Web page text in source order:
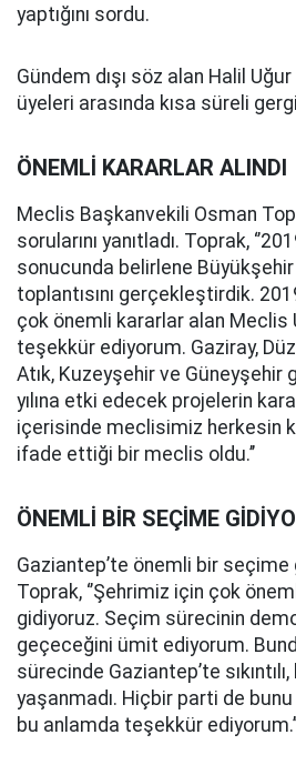
yaptığını sordu.
Gündem dışı söz alan Halil
üyeleri arasında kısa süreli
ÖNEMLİ KARARLAR ALINDI
Meclis Başkanvekili Osman
sorularını yanıtladı. Toprak,
sonucunda belirlene
toplantısını gerçekleştirdik.
çok önemli kararlar alan Meclis
teşekkür ediyorum. Gaziray,
Atık, Kuzeyşehir ve Güneyşehir
yılına etki edecek projelerin
içerisinde meclisimiz herkesin
ifade ettiği bir meclis oldu.’’
ÖNEMLİ BİR SEÇİME
Gaziantep’te önemli bir seçime
Toprak, ‘’Şehrimiz için çok
gidiyoruz. Seçim sürecinin
geçeceğini ümit ediyorum.
sürecinde Gaziantep’te
yaşanmadı. Hiçbir parti de bunu
bu anlamda teşekkür